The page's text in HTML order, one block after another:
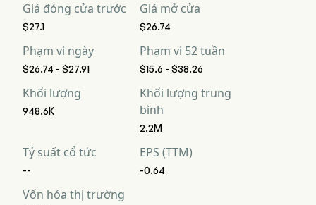
Giá đóng cửa trước
$27.1
Giá mở cửa
$26.74
Phạm vi ngày
$26.74 - $27.91
Phạm vi 52 tuần
$15.6 - $38.26
Khối lượng
948.6K
Khối lượng trung
bình
2.2M
Tỷ suất cổ tức
--
EPS (TTM)
-0.64
Vốn hóa thị trường